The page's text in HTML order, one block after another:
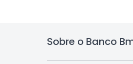
Sobre o Banco